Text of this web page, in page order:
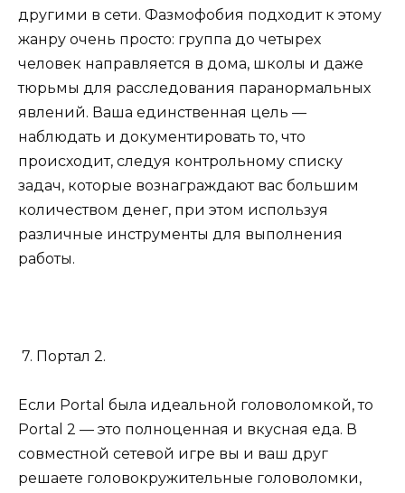
другими в сети. Фазмофобия подходит к этому
жанру очень просто: группа до четырех
человек направляется в дома, школы и даже
тюрьмы для расследования паранормальных
явлений. Ваша единственная цель —
наблюдать и документировать то, что
происходит, следуя контрольному списку
задач, которые вознаграждают вас большим
количеством денег, при этом используя
различные инструменты для выполнения
работы.
7. Портал 2.
Если Portal была идеальной головоломкой, то
Portal 2 — это полноценная и вкусная еда. В
совместной сетевой игре вы и ваш друг
решаете головокружительные головоломки,